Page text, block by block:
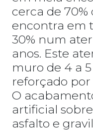
cerca de 70%
encontra em
30% num
anos. Este
muro de 4 a
reforçado
O
artificial
asfalto e